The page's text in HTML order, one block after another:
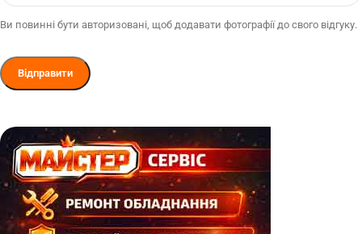
Ви повинні бути авторизовані, щоб додавати фотографії до свого відгуку.